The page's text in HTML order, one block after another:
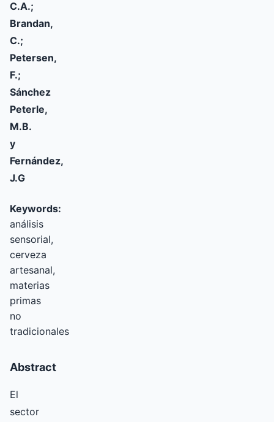
C.A.;
Brandan,
C.;
Petersen,
F.;
Sánchez
Peterle,
M.B.
y
Fernández,
J.G
Keywords:
análisis
sensorial,
cerveza
artesanal,
materias
primas
no
tradicionales
Abstract
El
sector